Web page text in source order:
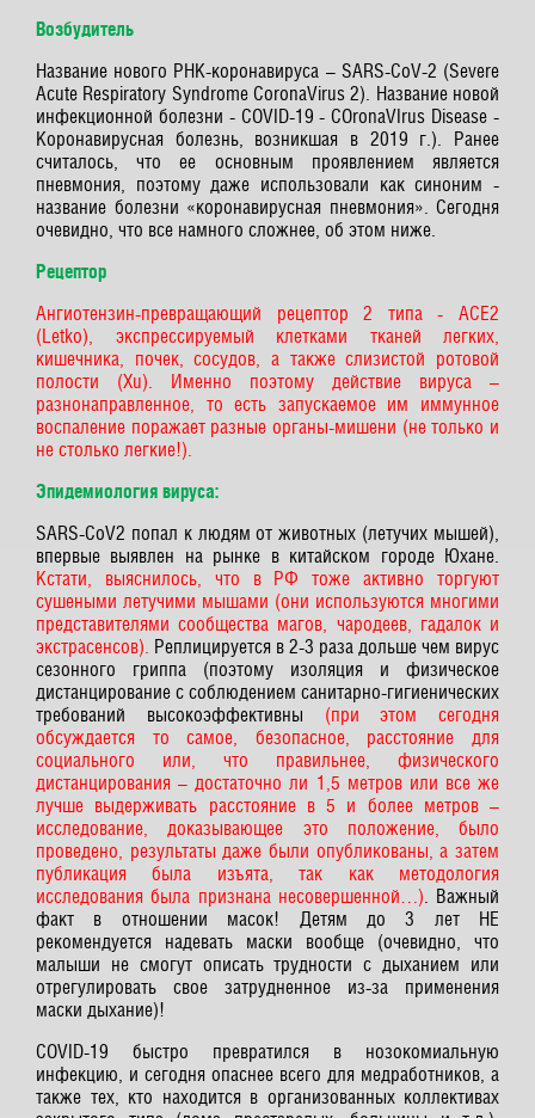
Возбудитель
Название нового РНК-коронавируса – SARS-CoV-2 (Severe
Acute Respiratory Syndrome CoronaVirus 2). Название новой
инфекционной болезни - COVID-19 - COronaVIrus Disease -
Коронавирусная болезнь, возникшая в 2019 г.). Ранее
считалось, что ее основным проявлением является
пневмония, поэтому даже использовали как синоним -
название болезни «коронавирусная пневмония». Сегодня
очевидно, что все намного сложнее, об этом ниже.
Рецептор
Ангиотензин-превращающий рецептор 2 типа - ACE2
(Letko), экспрессируемый клетками тканей легких,
кишечника, почек, сосудов, а также слизистой ротовой
полости (Xu). Именно поэтому действие вируса –
разнонаправленное, то есть запускаемое им иммунное
воспаление поражает разные органы-мишени (не только и
не столько легкие!).
Эпидемиология вируса:
SARS-CoV2 попал к людям от животных (летучих мышей),
впервые выявлен на рынке в китайском городе Юхане.
Кстати, выяснилось, что в РФ тоже активно торгуют
сушеными летучими мышами (они используются многими
представителями сообщества магов, чародеев, гадалок и
экстрасенсов). Реплицируется в 2-3 раза дольше чем вирус
сезонного гриппа (поэтому изоляция и физическое
дистанцирование с соблюдением санитарно-гигиенических
требований высокоэффективны (при этом сегодня
обсуждается то самое, безопасное, расстояние для
социального или, что правильнее, физического
дистанцирования – достаточно ли 1,5 метров или все же
лучше выдерживать расстояние в 5 и более метров –
исследование, доказывающее это положение, было
проведено, результаты даже были опубликованы, а затем
публикация была изъята, так как методология
исследования была признана несовершенной…). Важный
факт в отношении масок! Детям до 3 лет НЕ
рекомендуется надевать маски вообще (очевидно, что
малыши не смогут описать трудности с дыханием или
отрегулировать свое затрудненное из-за применения
маски дыхание)!
COVID-19 быстро превратился в нозокомиальную
инфекцию, и сегодня опаснее всего для медработников, а
также тех, кто находится в организованных коллективах